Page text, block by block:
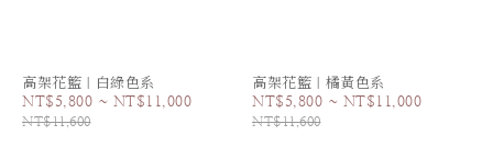
高架花籃｜白綠色系
NT$5,800 ~ NT$11,000
NT$11,600
高架花籃｜橘黃色系
NT$5,800 ~ NT$11,000
NT$11,600